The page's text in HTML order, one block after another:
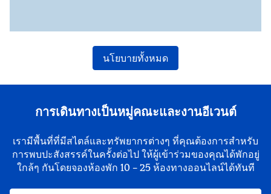
นโยบายทั้งหมด
การเดินทางเป็นหมู่คณะและงานอีเวนต์
เรามีพื้นที่ที่มีสไตล์และทรัพยากรต่างๆ ที่คุณต้องการสําหรับ
การพบปะสังสรรค์ในครั้งต่อไป ให้ผู้เข้าร่วมของคุณได้พักอยู่
ใกล้ๆ กันโดยจองห้องพัก 10 – 25 ห้องทางออนไลน์ได้ทันที